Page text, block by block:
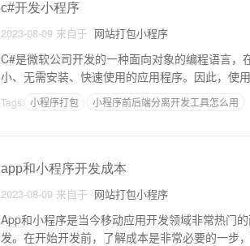
c#开发小程序
2023-08-09 来自于 网站打包小程序
C#是微软公司开发的一种面向对象的编程语言
小、无需安装、快速使用的应用程序。因此，使
详细步骤。一、开发工具和环境在开始使用C#开
Tags: 小程序打包 小程序前后端分离开发工具怎么用
app和小程序开发成本
2023-08-09 来自于 网站打包小程序
App和小程序是当今移动应用开发领域非常热门
发。在开始开发前，了解成本是非常必要的一步